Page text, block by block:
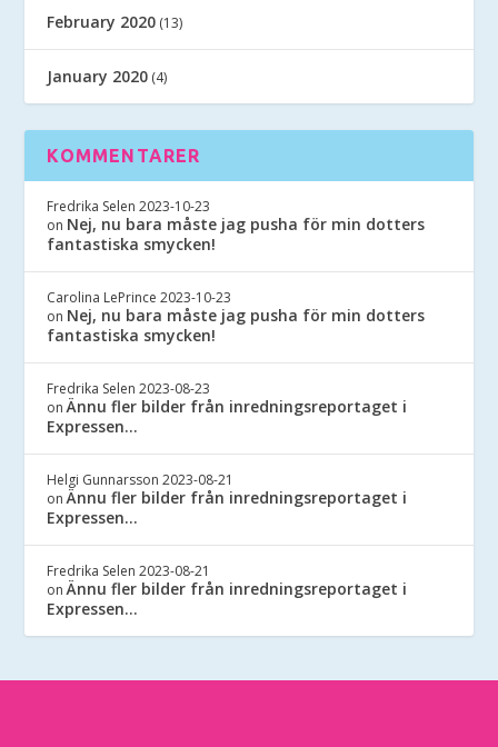
February 2020 (13)
January 2020 (4)
KOMMENTARER
Fredrika Selen 2023-10-23
on Nej, nu bara måste jag pusha för min dotters
fantastiska smycken!
Carolina LePrince 2023-10-23
on Nej, nu bara måste jag pusha för min dotters
fantastiska smycken!
Fredrika Selen 2023-08-23
onÄnnu fler bilder från inredningsreportaget i
Expressen…
Helgi Gunnarsson 2023-08-21
onÄnnu fler bilder från inredningsreportaget i
Expressen…
Fredrika Selen 2023-08-21
onÄnnu fler bilder från inredningsreportaget i
Expressen…